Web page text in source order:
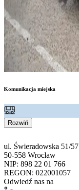
Komunikacja miejska
Rozwiń
ul. Świeradowska 51/57
50-558 Wrocław
NIP: 898 22 01 766
REGON: 022001057
Odwiedź nas na